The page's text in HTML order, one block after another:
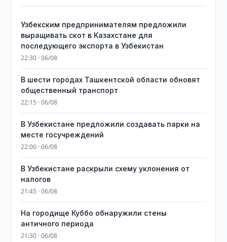
Узбекским предпринимателям предложили
выращивать скот в Казахстане для
последующего экспорта в Узбекистан
22:30 · 06/08
В шести городах Ташкентской области обновят
общественный транспорт
22:15 · 06/08
В Узбекистане предложили создавать парки на
месте госучреждений
22:00 · 06/08
В Узбекистане раскрыли схему уклонения от
налогов
21:45 · 06/08
На городище Куббо обнаружили стены
античного периода
21:30 · 06/08